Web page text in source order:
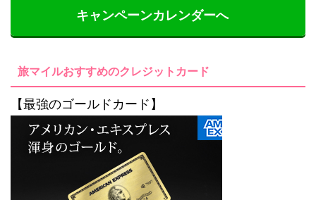
キャンペーンカレンダーへ
旅マイルおすすめのクレジットカード
【最強のゴールドカード】